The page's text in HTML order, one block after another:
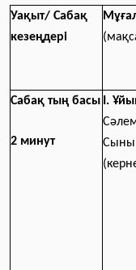
Уақыт/ Сабақ
кезеңдері
Мұға
(мақ
Сабақ тың басы
2 минут
I.